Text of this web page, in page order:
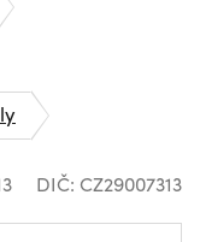
DIČ: CZ29007313